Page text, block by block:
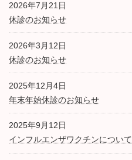
2026年7月21日
休診のお知らせ
2026年3月12日
休診のお知らせ
2025年12月4日
年末年始休診のお知らせ
2025年9月12日
インフルエンザワクチンについて